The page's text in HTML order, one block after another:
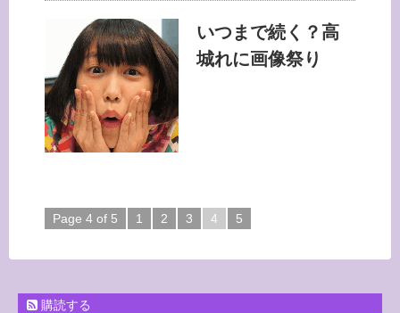
いつまで続く？高
城れに画像祭り
Page 4 of 5 1 2 3 4 5
購読する